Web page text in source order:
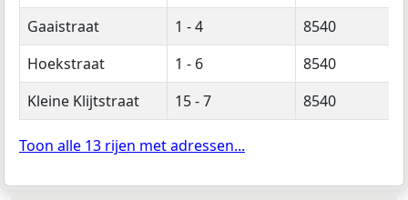
Gaaistraat
1 - 4
8540
Hoekstraat
1 - 6
8540
Kleine Klijtstraat
15 - 7 8540
Toon alle 13 rijen met adressen...